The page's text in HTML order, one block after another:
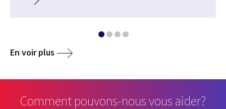
En voir plus
Comment pouvons-nous vous aider?